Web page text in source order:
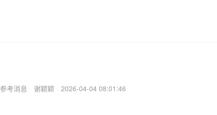
参考消息 谢颖颖 2026-04-04 08:01:46